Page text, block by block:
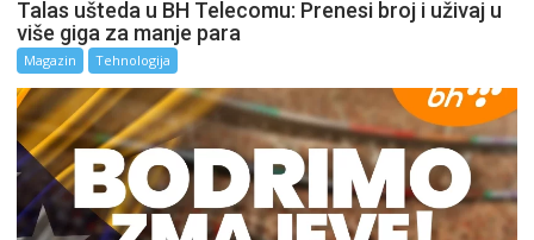
Talas ušteda u BH Telecomu: Prenesi broj i uživaj u
više giga za manje para
Magazin Tehnologija